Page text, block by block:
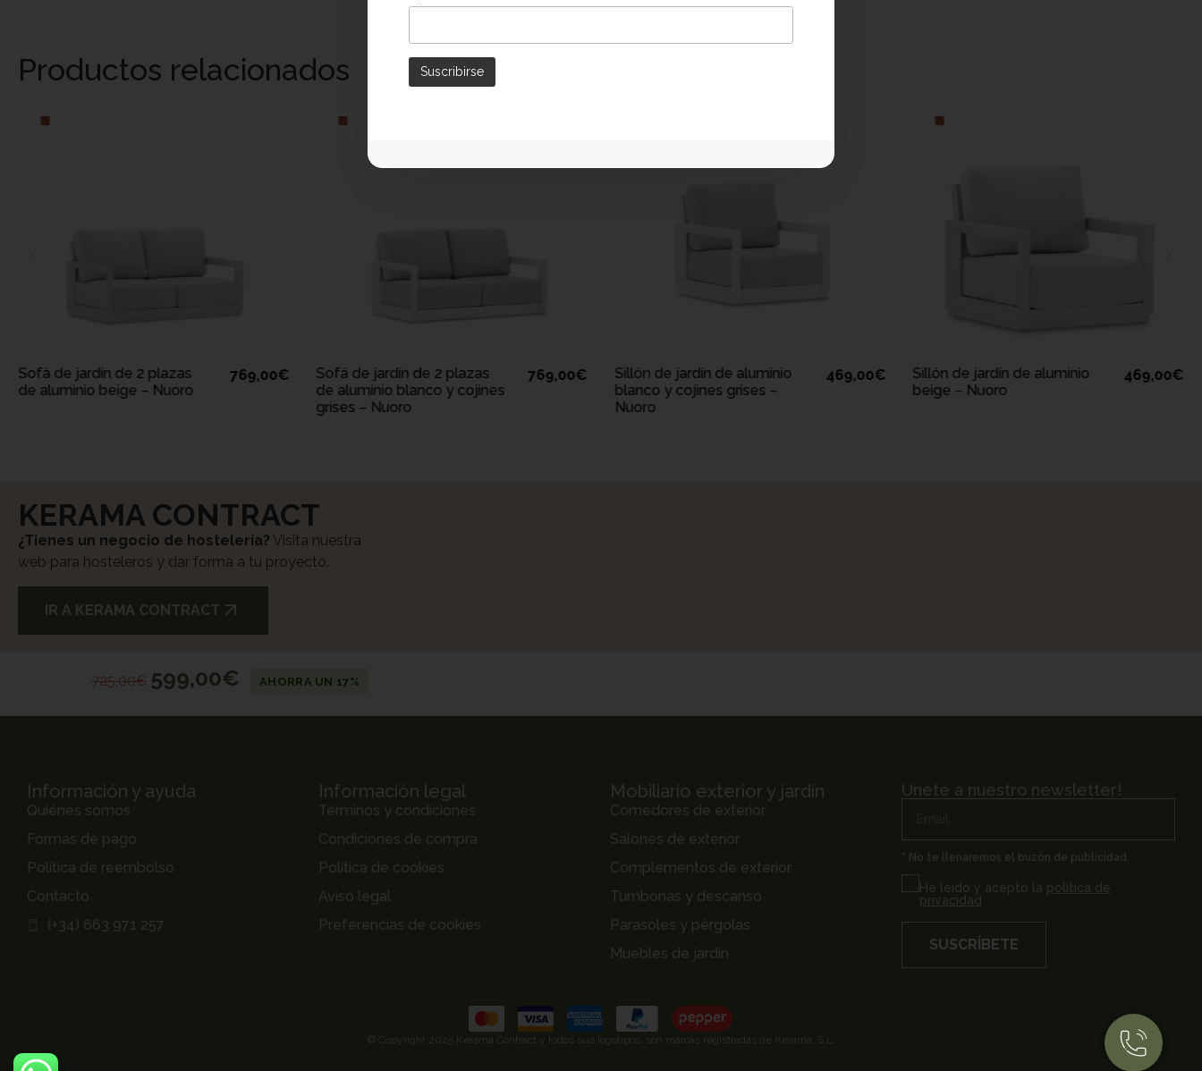
Productos relacionados
Sofá de jardín de 2 plazas
de aluminio beige – Nuoro
769,00€
Sofá de jardín de 2 plazas
de aluminio blanco y cojines
grises – Nuoro
769,00€
Sillón de jardín de aluminio
blanco y cojines grises –
Nuoro
469,00€
AÑADIR A LA CESTA
Sillón de jardín de aluminio
beige – Nuoro
469,00€
KERAMA CONTRACT
¿Tienes un negocio de hostelería? Visita nuestra
web para hosteleros y dar forma a tu proyecto.
IR A KERAMA CONTRACT
725,00€ 599,00€ AHORRA UN 17%
Información y ayuda
Quiénes somos
Formas de pago
Política de reembolso
Contacto
(+34) 663 971 257
Información legal
Términos y condiciones
Condiciones de compra
Política de cookies
Aviso legal
Preferencias de cookies
Mobiliario exterior y jardín
Comedores de exterior
Salones de exterior
Complementos de exterior
Tumbonas y descanso
Parasoles y pérgolas
Muebles de jardín
Unete a nuestro newsletter!
* No te llenaremos el buzón de publicidad.
He leído y acepto la política de
privacidad
SUSCRÍBETE
© Copyright 2025 Kerama Contract y todos sus logotipos, son marcas registradas de Kerama, S.L.